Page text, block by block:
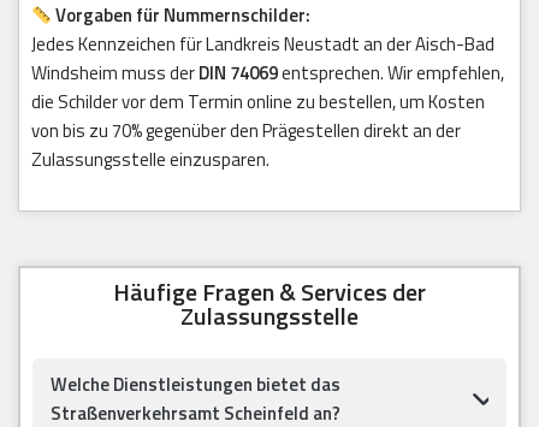
Vorgaben für Nummernschilder:
Jedes Kennzeichen für Landkreis Neustadt an der Aisch-Bad
Windsheim muss derDIN 74069entsprechen. Wir empfehlen,
die Schilder vor dem Termin online zu bestellen, um Kosten
von bis zu 70% gegenüber den Prägestellen direkt an der
Zulassungsstelle einzusparen.
Häufige Fragen & Services der
Zulassungsstelle
Welche Dienstleistungen bietet das
Straßenverkehrsamt Scheinfeld an?